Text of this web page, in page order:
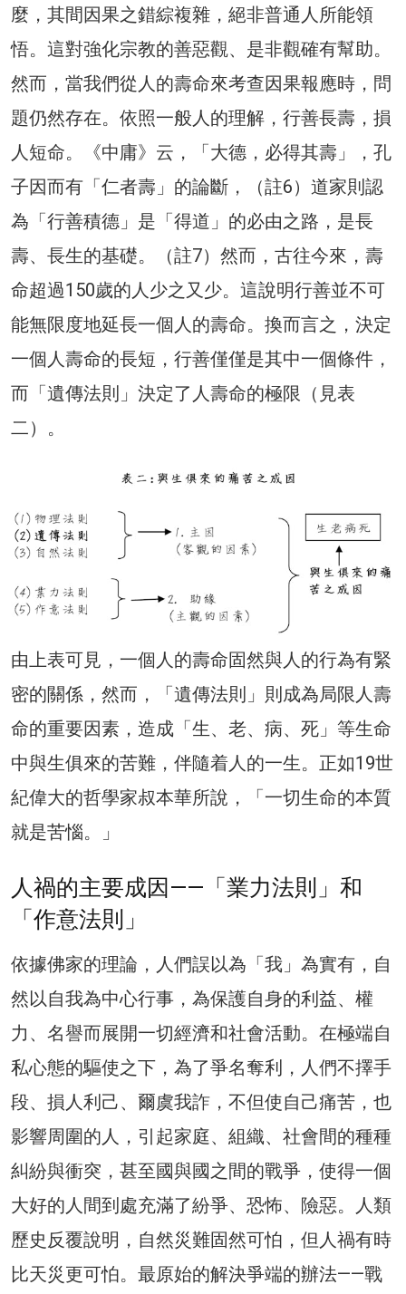
麼，其間因果之錯綜複雜，絕非普通人所能領
悟。這對強化宗教的善惡觀、是非觀確有幫助。
然而，當我們從人的壽命來考查因果報應時，問
題仍然存在。依照一般人的理解，行善長壽，損
人短命。《中庸》云，「大德，必得其壽」，孔
子因而有「仁者壽」的論斷，（註6）道家則認
為「行善積德」是「得道」的必由之路，是長
壽、長生的基礎。（註7）然而，古往今來，壽
命超過150歲的人少之又少。這說明行善並不可
能無限度地延長一個人的壽命。換而言之，決定
一個人壽命的長短，行善僅僅是其中一個條件，
而「遺傳法則」決定了人壽命的極限（見表
二）。
由上表可見，一個人的壽命固然與人的行為有緊
密的關係，然而，「遺傳法則」則成為局限人壽
命的重要因素，造成「生、老、病、死」等生命
中與生俱來的苦難，伴隨着人的一生。正如19世
紀偉大的哲學家叔本華所說，「一切生命的本質
就是苦惱。」
人禍的主要成因——「業力法則」和
「作意法則」
依據佛家的理論，人們誤以為「我」為實有，自
然以自我為中心行事，為保護自身的利益、權
力、名譽而展開一切經濟和社會活動。在極端自
私心態的驅使之下，為了爭名奪利，人們不擇手
段、損人利己、爾虞我詐，不但使自己痛苦，也
影響周圍的人，引起家庭、組織、社會間的種種
糾紛與衝突，甚至國與國之間的戰爭，使得一個
大好的人間到處充滿了紛爭、恐怖、險惡。人類
歷史反覆說明，自然災難固然可怕，但人禍有時
比天災更可怕。最原始的解決爭端的辦法——戰